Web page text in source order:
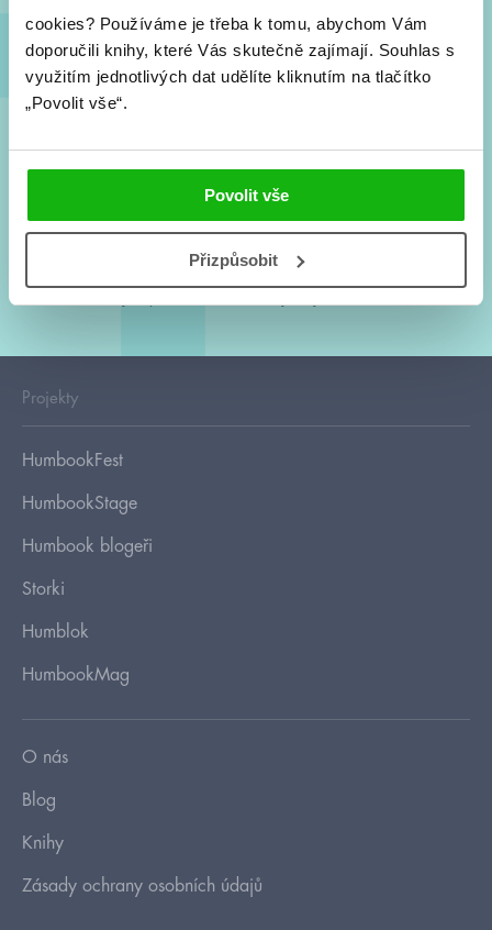
cookies? Používáme je třeba k tomu, abychom Vám
doporučili knihy, které Vás skutečně zajímají. Souhlas s
využitím jednotlivých dat udělíte kliknutím na tlačítko
„Povolit vše“.
Povolit vše
Přizpůsobit
Souhlasím spodmínkami zpracování osobních údajů
Tvá e-mailová adresa je u nás v bezpečí. Přečti sinaše podmínky
zpracování osobních údajů. S tvými osobními údaji nakládáme v
Projekty
HumbookFest
HumbookStage
Humbook blogeři
Storki
Humblok
HumbookMag
O nás
Blog
Knihy
Zásady ochrany osobních údajů